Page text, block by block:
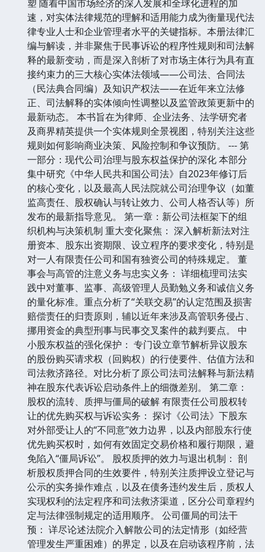
塑 随着中国市场经济的深入发展和全球化进程的加
速，对实体法律规范的理解和适用能力成为衡量现代法
律专业人士和企业管理者水平的关键指标。本册法律汇
编与解读，并非聚焦于民事诉讼的程序性规则和司法解
释的最新变动，而是深入剖析了对市场主体行为具有直
接约束力的三大核心实体法领域——公司法、合同法
（民法典合同编）及知识产权法——在近年来立法修
正、司法解释的实体倾向性调整以及监管政策更新中的
最新动态。 本书旨在为律师、企业法务、法学研究者
及商界精英提供一个实体规则全景视图，特别关注这些
规则如何影响商业决策、风险控制和争议预防。 --- 第
一部分：现代公司治理与股东权益保护的深化 本部分
集中研究《中华人民共和国公司法》自2023年修订后
的核心变化，以及最高人民法院就公司治理争议（如董
监高责任、股权确认与转让效力、公司人格否认等）所
发布的最新指导意见。 第一章：新公司法框架下的组
织机构与决策机制 重大变化聚焦： 深入解析新法对注
册资本、股东出资期限、设立程序的要求变化，特别是
对一人有限责任公司和国有独资公司的特殊规定。 董
事会与高管的注意义务与忠实义务： 详细梳理司法实
践中对董事、监事、高级管理人员勤勉义务和诚信义务
的量化标准。重点分析了“关联交易”的认定范围及损害
赔偿责任的归责原则，辅以近年来涉及高管职务侵占、
挪用资金的典型刑事与民事交叉案件的裁判要点。 中
小股东权益的强化保护： 专门设立章节解析异议股东
的股份购买请求权（回购权）的行使要件、估值方法和
司法救济路径。对比分析了原公司法司法解释与新法精
神在股东代表诉讼启动条件上的细微差别。 第二章：
股权的流转、质押与僵局的破解 有限责任公司股权转
让的优先购买权与诉讼实务： 探讨《公司法》下股东
对外部受让人的“不同意”效力边界，以及内部股东行使
优先购买权时，如何有效固定交易价格和履行期限，避
免陷入“僵局诉讼”。 股权质押的效力与退出机制： 剖
析股权质押合同的生效要件，特别关注质押设立登记与
公示的实务操作难点，以及在债务违约发生后，质权人
实现权利的法定程序和司法救济渠道，区分公司章程约
定与法律强制规定的适用顺序。 公司僵局的司法干
预： 详尽论述法院介入解散公司的法定情形（如经营
管理发生严重困难）的界定，以及在启动该程序前，法